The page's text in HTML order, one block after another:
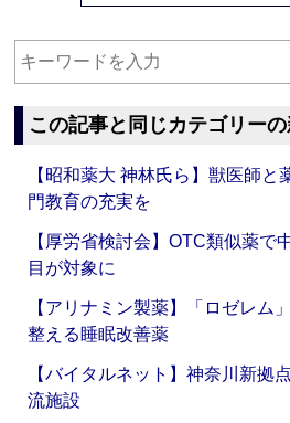
この記事と同じカテゴリー
【昭和薬大 神林氏ら】獣医師と
門教育の充実を
【厚労省検討会】OTC類似薬で
目が対象に
【アリナミン製薬】「ロゼレム
整える睡眠改善薬
【バイタルネット】神奈川新拠
流施設